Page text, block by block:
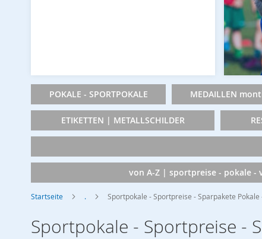
POKALE - SPORTPOKALE MEDAILLEN
ETIKETTEN | METALLSCHILDER
von A-Z | sportpreise - pokale
Startseite . Sportpokale - Sportpreise - Sparpakete Pokale
Sportpokale - Sportpreise -